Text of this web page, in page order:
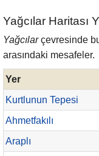
Yağcılar Haritası
Yağcılarçevresinde
arasındaki mesafeler.
Yer
Kurtlunun Tepesi
Ahmetfakılı
Araplı